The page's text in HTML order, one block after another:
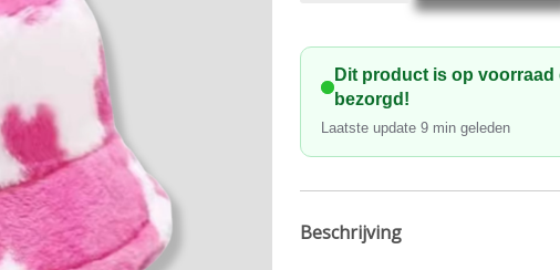
Dit product is op
bezorgd!
Laatste update 9min geleden
Beschrijving